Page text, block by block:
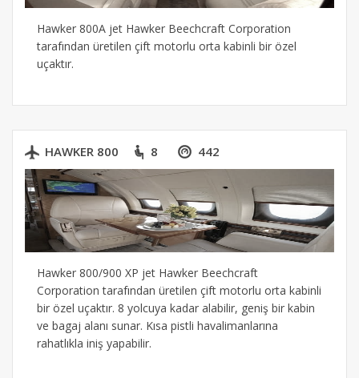
Hawker 800A jet Hawker Beechcraft Corporation
tarafından üretilen çift motorlu orta kabinli bir özel
uçaktır.
HAWKER 800 8 442
Hawker 800/900 XP jet Hawker Beechcraft
Corporation tarafından üretilen çift motorlu orta kabinli
bir özel uçaktır. 8 yolcuya kadar alabilir, geniş bir kabin
ve bagaj alanı sunar. Kısa pistli havalimanlarına
rahatlıkla iniş yapabilir.